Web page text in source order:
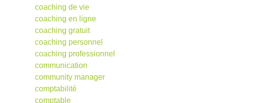
coaching de vie
coaching en ligne
coaching gratuit
coaching personnel
coaching professionnel
communication
community manager
comptabilité
comptable